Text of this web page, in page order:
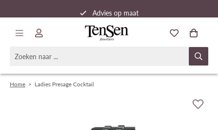
Advies op maat
Snelle verzending
Home > Ladies Presage Cocktail